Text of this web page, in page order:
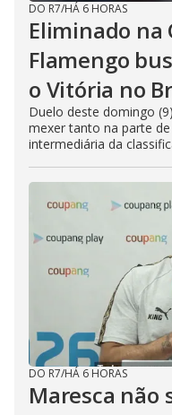
DO R7/HÁ 6 HORAS
Eliminado na
Flamengo
o Vitória no
Duelo deste domingo
mexer tanto na parte
intermediária da
DO R7/HÁ 6 HORAS
Maresca não